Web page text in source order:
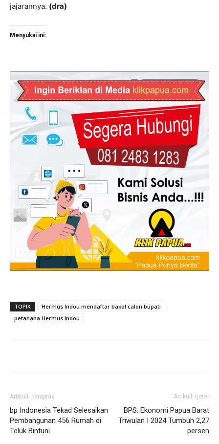
jajarannya. (dra)
Menyukai ini:
TOPIK
Hermus Indou mendaftar bakal calon bupati
petahana Hermus Indou
Artikulli paraprak
bp Indonesia Tekad Selesaikan
Pembangunan 456 Rumah di
Teluk Bintuni
Artikulli tjetër
BPS: Ekonomi Papua Barat
Triwulan I 2024 Tumbuh 2,27
persen